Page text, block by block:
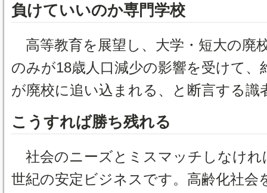
負けていいのか専門学校
高等教育を展望し、大学・短大の廃
のみが18歳人口減少の影響を受けて、
が廃校に追い込まれる、と断言する識
こうすれば勝ち残れる
社会のニーズとミスマッチしなけれ
世紀の安定ビジネスです。高齢化社会